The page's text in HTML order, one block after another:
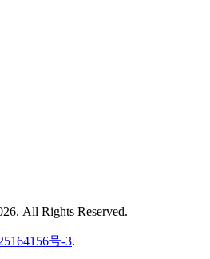
All Rights Reserved.
号-3.